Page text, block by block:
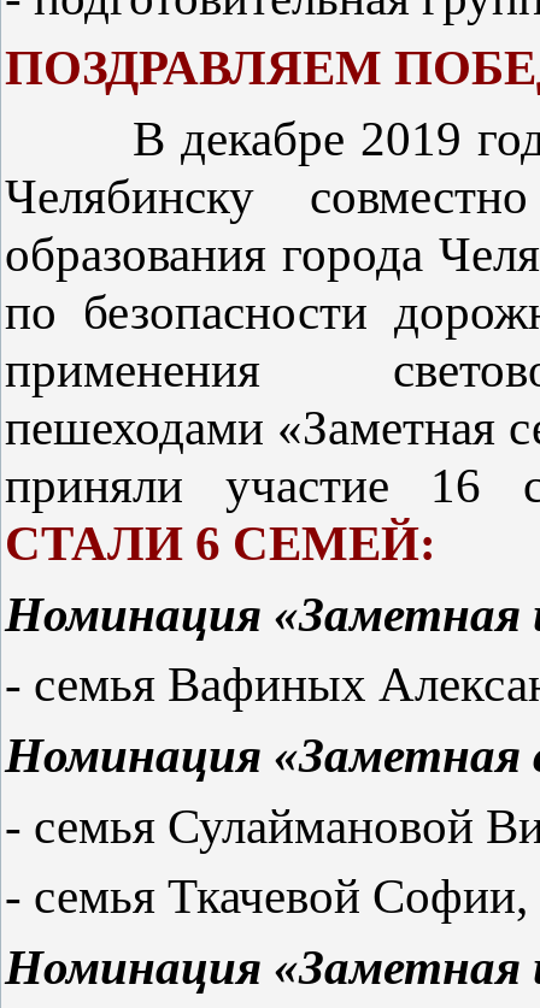
ПОЗДРАВЛЯЕМ
В декабре 2019
Челябинску
образования города
по безопасности
применения
пешеходами «Заметная
приняли участие
СТАЛИ 6 СЕМЕЙ:
Номинация «Заметная
- семья Вафиных
Номинация «Заметная
- семья Сулаймановой
- семья Ткачевой Софии,
Номинация «Заметная